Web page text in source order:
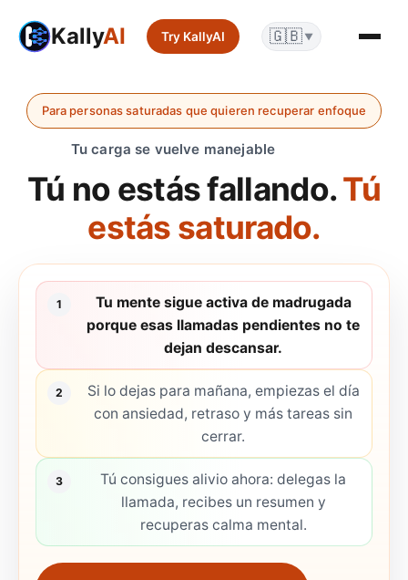
KallyAI Try KallyAI 🇬🇧 ▼
Para personas saturadas que quieren recuperar enfoque
Tu carga se vuelve manejable
Tú no estás fallando.Tú
estás saturado.
1
Tu mente sigue activa de madrugada
porque esas llamadas pendientes no te
dejan descansar.
2
Si lo dejas para mañana, empiezas el día
con ansiedad, retraso y más tareas sin
cerrar.
3
Tú consigues alivio ahora: delegas la
llamada, recibes un resumen y
recuperas calma mental.